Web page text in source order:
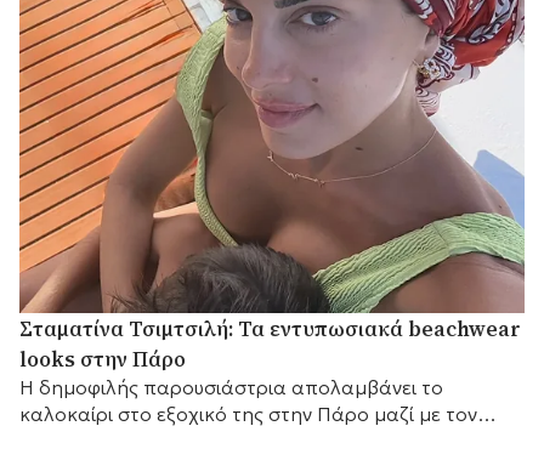
Σταματίνα Τσιμτσιλή: Τα εντυπωσιακά beachwear
looks στην Πάρο
Η δημοφιλής παρουσιάστρια απολαμβάνει το
καλοκαίρι στο εξοχικό της στην Πάρο μαζί με τον